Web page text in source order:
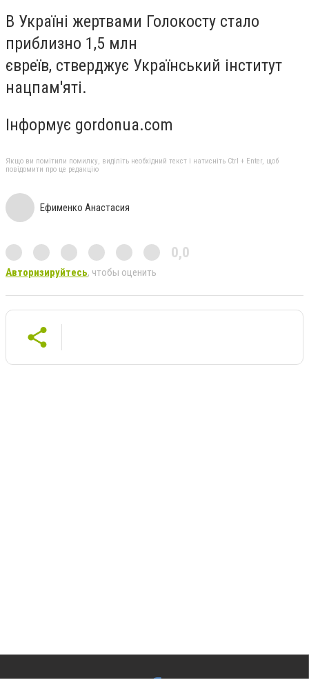
В Україні жертвами Голокосту стало
приблизно 1,5 млн
євреїв, стверджує Український інститут
нацпам'яті.
Інформує gordonua.com
Якщо ви помітили помилку, виділіть необхідний текст і натисніть Ctrl + Enter, щоб
повідомити про це редакцію
Ефименко Анастасия
0,0
Авторизируйтесь, чтобы оценить